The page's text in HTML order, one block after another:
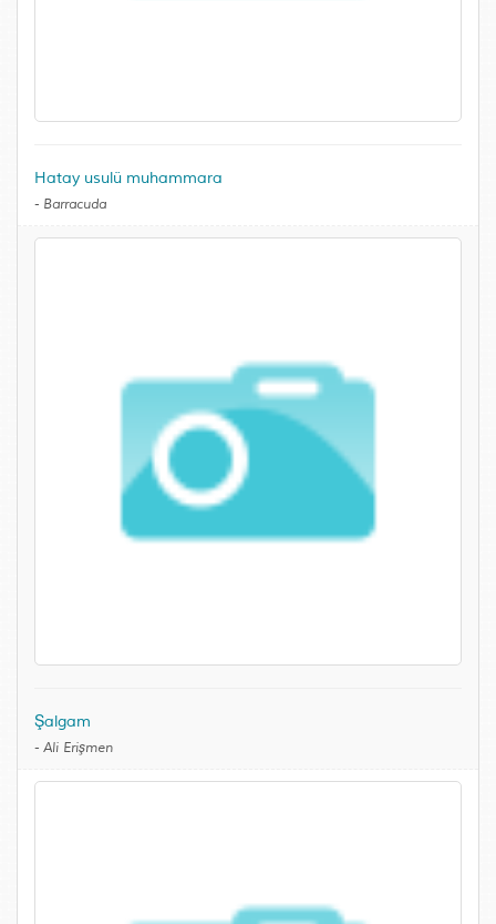
Hatay usulü muhammara
- Barracuda
Şalgam
- Ali Erişmen